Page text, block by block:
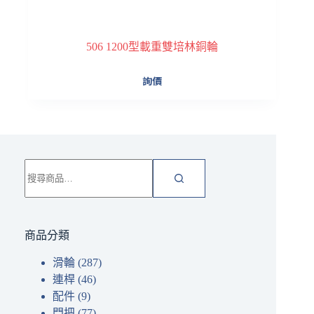
506 1200型載重雙培林銅輪
詢價
尋
關
商品分類
滑輪 (287)
連桿 (46)
配件 (9)